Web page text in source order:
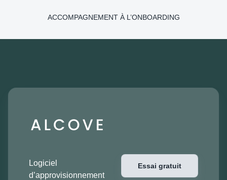
ACCOMPAGNEMENT À L’ONBOARDING
Logiciel
d’approvisionnement
Essai gratuit